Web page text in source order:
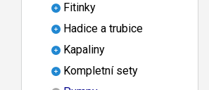
Fitinky
Hadice a trubice
Kapaliny
Kompletní sety